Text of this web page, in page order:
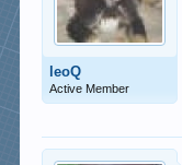
leoQ
Active Member